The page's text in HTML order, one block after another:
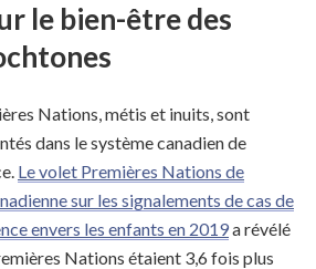
le bien-être des
Nations, métis et inuits, sont
dans le système canadien de
Le volet Premières Nations de
sur les signalements de cas de
envers les enfants en 2019a révélé
Nations étaient 3,6 fois plus